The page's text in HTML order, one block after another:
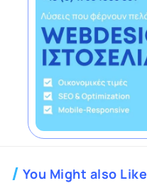
You Might also Like